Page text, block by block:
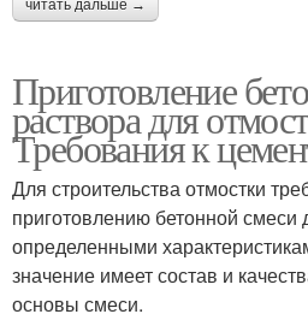
читать дальше →
Приготовление
раствора для
Требования к
Для строительства отмостки
приготовлению бетонной
определенными
значение имеет состав и
основы смеси.